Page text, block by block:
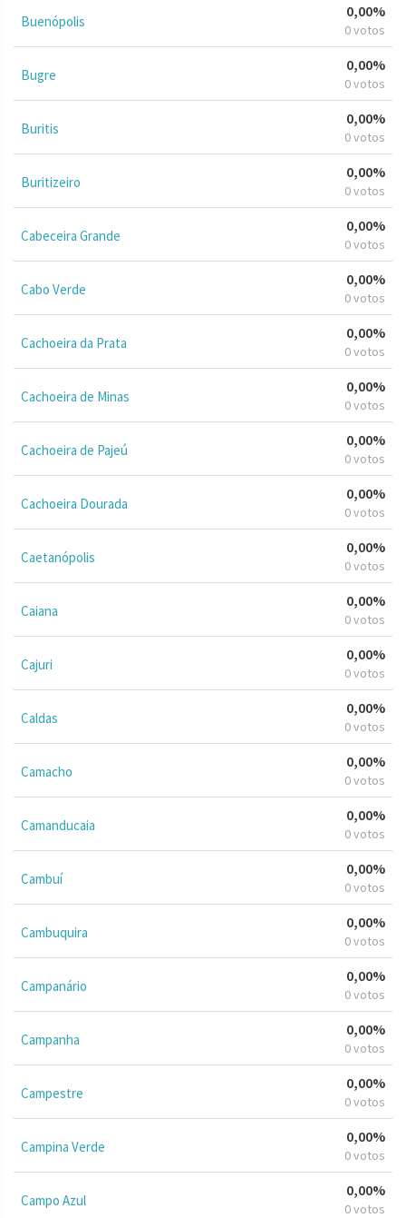
Buenópolis
0,00%
0 votos
Bugre
0,00%
0 votos
Buritis
0,00%
0 votos
Buritizeiro
0,00%
0 votos
Cabeceira Grande
0,00%
0 votos
Cabo Verde
0,00%
0 votos
Cachoeira da Prata
0,00%
0 votos
Cachoeira de Minas
0,00%
0 votos
Cachoeira de Pajeú
0,00%
0 votos
Cachoeira Dourada
0,00%
0 votos
Caetanópolis
0,00%
0 votos
Caiana
0,00%
0 votos
Cajuri
0,00%
0 votos
Caldas
0,00%
0 votos
Camacho
0,00%
0 votos
Camanducaia
0,00%
0 votos
Cambuí
0,00%
0 votos
Cambuquira
0,00%
0 votos
Campanário
0,00%
0 votos
Campanha
0,00%
0 votos
Campestre
0,00%
0 votos
Campina Verde
0,00%
0 votos
Campo Azul
0,00%
0 votos